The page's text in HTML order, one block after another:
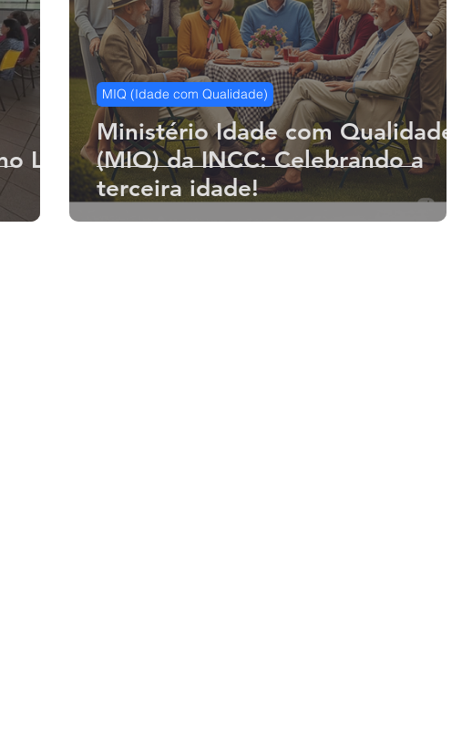
MC Nazarenos Compaixão Bazar Missionário
Lar
Ministério Idade com Qualidade
(MIQ) da INCC: Celebrando a
terceira idade!
MIQ (Idade com Qualidade)